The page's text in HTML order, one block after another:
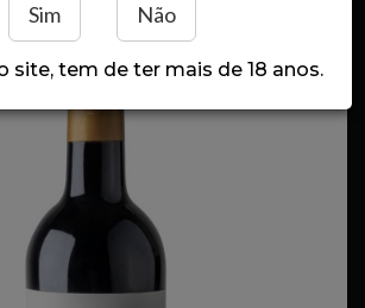
Sim Não
site, tem de ter mais de 18 anos.